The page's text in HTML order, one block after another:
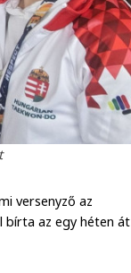
versenyző az
bírta az egy héten át